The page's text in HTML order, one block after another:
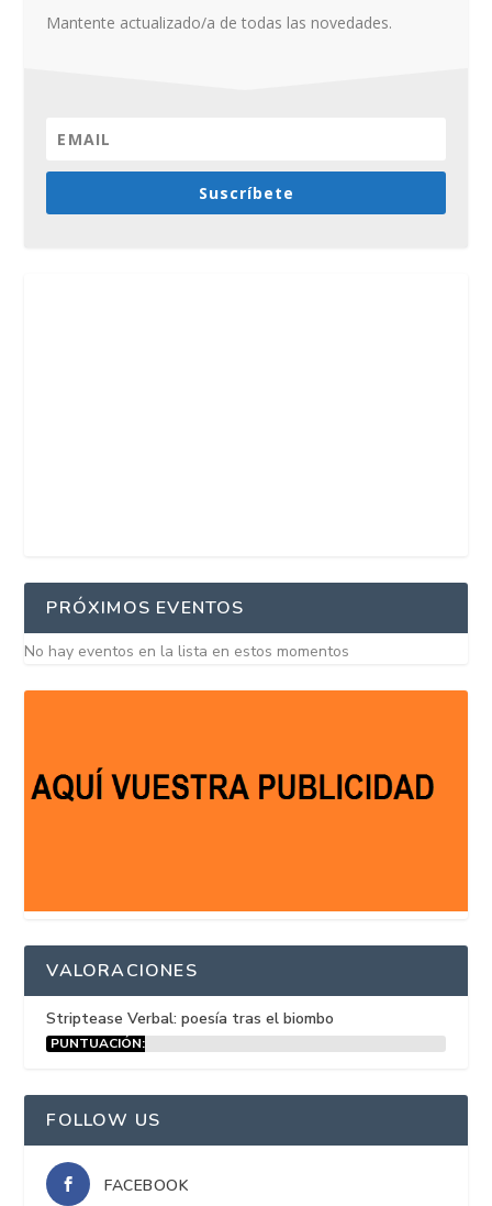
Mantente actualizado/a de todas las novedades.
Suscríbete
PRÓXIMOS EVENTOS
No hay eventos en la lista en estos momentos
VALORACIONES
Striptease Verbal: poesía tras el biombo
PUNTUACIÓN:
FOLLOW US
FACEBOOK